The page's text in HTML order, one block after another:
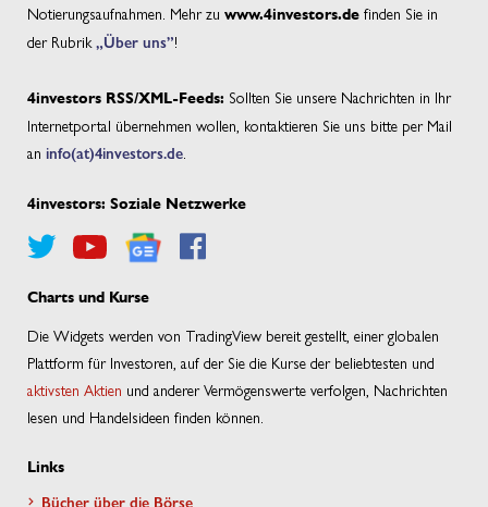
Notierungsaufnahmen. Mehr zu www.4investors.de finden Sie in
der Rubrik „Über uns”!
4investors RSS/XML-Feeds: Sollten Sie unsere Nachrichten in Ihr
Internetportal übernehmen wollen, kontaktieren Sie uns bitte per Mail
an info(at)4investors.de
4investors: Soziale Netzwerke
Charts und Kurse
Die Widgets werden von TradingView bereit gestellt, einer globalen
Plattform für Investoren, auf der Sie die Kurse der beliebtesten und
aktivsten Aktien und anderer Vermögenswerte verfolgen, Nachrichten
lesen und Handelsideen finden können.
Links
Bücher über die Börse